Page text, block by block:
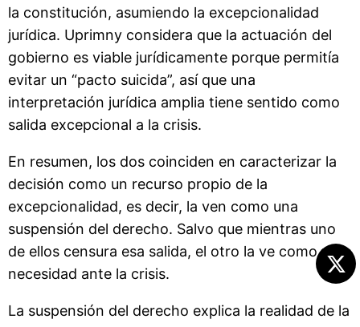
la constitución, asumiendo la excepcionalidad
jurídica. Uprimny considera que la actuación del
gobierno es viable jurídicamente porque permitía
evitar un “pacto suicida”, así que una
interpretación jurídica amplia tiene sentido como
salida excepcional a la crisis.
En resumen, los dos coinciden en caracterizar la
decisión como un recurso propio de la
excepcionalidad, es decir, la ven como una
suspensión del derecho. Salvo que mientras uno
de ellos censura esa salida, el otro la ve como una
necesidad ante la crisis.
La suspensión del derecho explica la realidad de la